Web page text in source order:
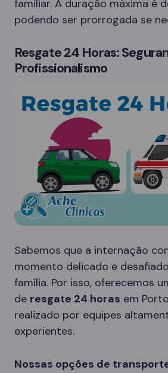
familiar. A duração máxima é
podendo ser prorrogada se
Resgate 24 Horas:
Profissionalismo
Sabemos que a internação
momento delicado e
família. Por isso, oferecemos
de resgate 24 horas em
realizado por equipes
experientes.
Nossas opções de